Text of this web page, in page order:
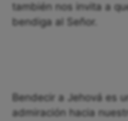
también nos invita a
bendiga al Señor.
Bendecir a Jehová es
admiración hacia